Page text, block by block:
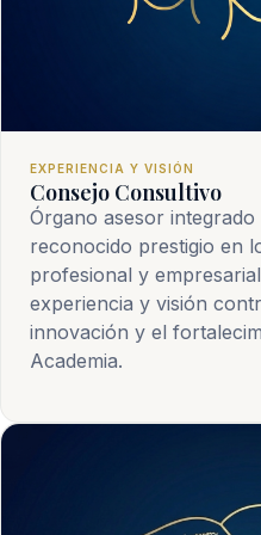
EXPERIENCIA Y VISIÓN
Consejo Consultivo
Órgano asesor
reconocido prestigio en
profesional y
experiencia y visión
innovación y el
Academia.